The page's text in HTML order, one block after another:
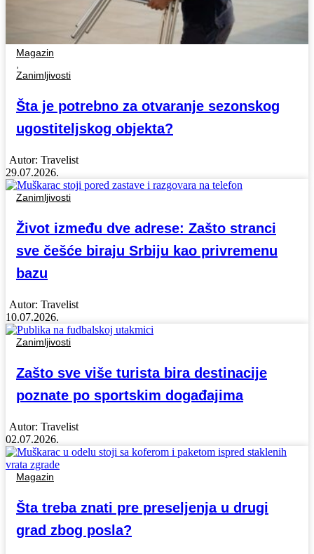
Magazin
Zanimljivosti
Šta je potrebno za otvaranje sezonskog
ugostiteljskog objekta?
Autor: Travelist
29.07.2026.
Zanimljivosti
Život između dve adrese: Zašto stranci
sve češće biraju Srbiju kao privremenu
bazu
Autor: Travelist
10.07.2026.
Zanimljivosti
Zašto sve više turista bira destinacije
poznate po sportskim događajima
Autor: Travelist
02.07.2026.
Magazin
Šta treba znati pre preseljenja u drugi
grad zbog posla?